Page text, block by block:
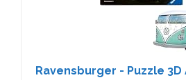
Ravensburger - Puzzle